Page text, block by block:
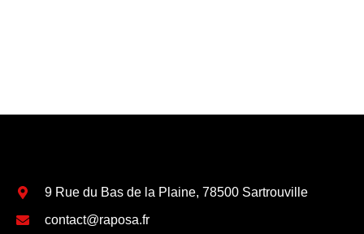
9 Rue du Bas de la Plaine, 78500 Sartrouville
contact@raposa.fr